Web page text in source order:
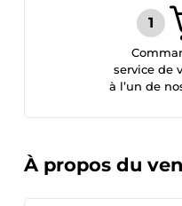
service de
à l’un de
À propos du